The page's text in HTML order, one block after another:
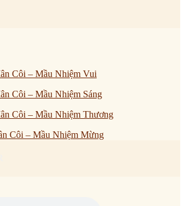
Côi – Mầu Nhiệm Vui
Côi – Mầu Nhiệm Sáng
Côi – Mầu Nhiệm Thương
Côi – Mầu Nhiệm Mừng